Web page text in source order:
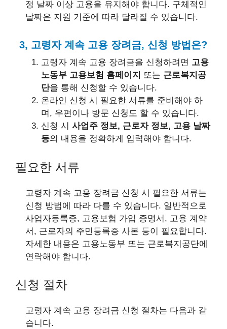
정 날짜 이상 고용을 유지해야 합니다. 구체적인
날짜은 지원 기준에 따라 달라질 수 있습니다.
3, 고령자 계속 고용 장려금, 신청 방법은?
고령자 계속 고용 장려금을 신청하려면 고용
노동부 고용보험 홈페이지 또는 근로복지공
단을 통해 신청할 수 있습니다.
온라인 신청 시 필요한 서류를 준비해야 하
며, 우편이나 방문 신청도 할 수 있습니다.
신청 시 사업주 정보, 근로자 정보, 고용 날짜
등의 내용을 정확하게 입력해야 합니다.
필요한 서류
고령자 계속 고용 장려금 신청 시 필요한 서류는
신청 방법에 따라 다를 수 있습니다. 일반적으로
사업자등록증, 고용보험 가입 증명서, 고용 계약
서, 근로자의 주민등록증 사본 등이 필요합니다.
자세한 내용은 고용노동부 또는 근로복지공단에
연락해야 합니다.
신청 절차
고령자 계속 고용 장려금 신청 절차는 다음과 같
습니다.